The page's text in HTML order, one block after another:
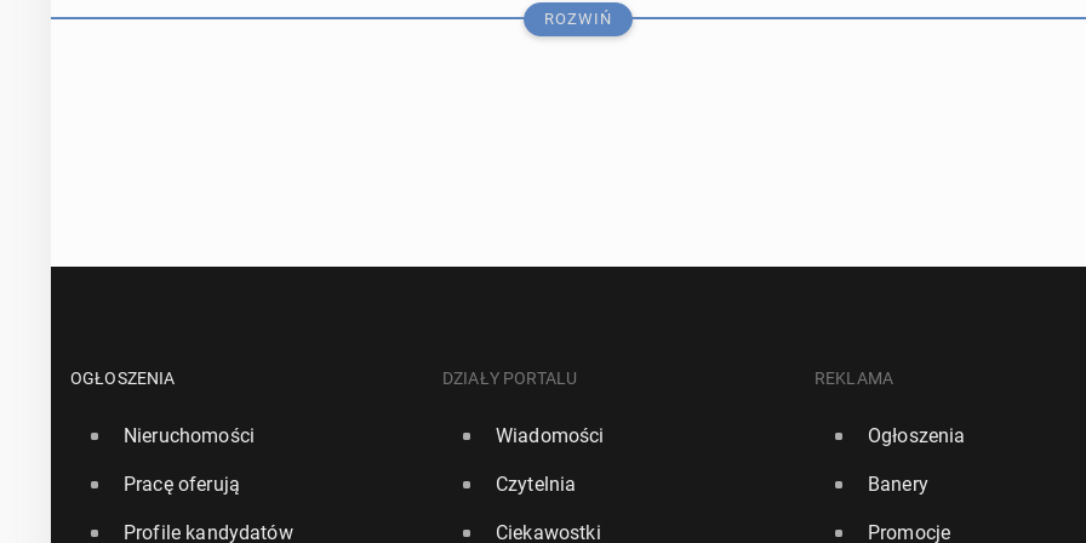
Ogromna liczba Lon­dyń­czy­ków za­gło­su­je tak­tycz­nie, aby Farage nie
ROZWIŃ
OGŁOSZENIA
Nieruchomości
Pracę oferują
Profile kandydatów
DZIAŁY PORTALU
Wiadomości
Czytelnia
Ciekawostki
REKLAMA
Ogłoszenia
Banery
Promocje